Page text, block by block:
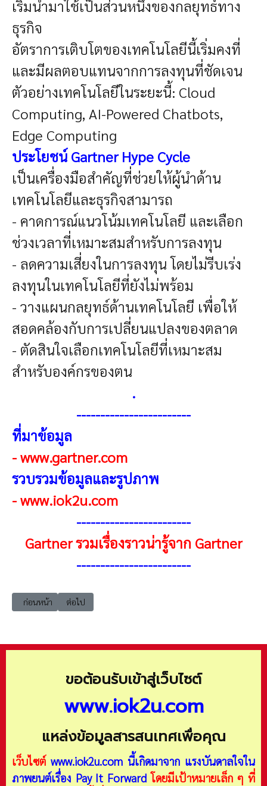
เริ่มนำมาใช้เป็นส่วนหนึ่งของกลยุทธ์ทาง
ธุรกิจ
อัตราการเติบโตของเทคโนโลยีนี้เริ่มคงที่
และมีผลตอบแทนจากการลงทุนที่ชัดเจน
ตัวอย่างเทคโนโลยีในระยะนี้: Cloud
Computing, AI-Powered Chatbots,
Edge Computing
ประโยชน์ Gartner Hype Cycle
เป็นเครื่องมือสำคัญที่ช่วยให้ผู้นำด้าน
เทคโนโลยีและธุรกิจสามารถ
- คาดการณ์แนวโน้มเทคโนโลยี และเลือก
ช่วงเวลาที่เหมาะสมสำหรับการลงทุน
- ลดความเสี่ยงในการลงทุน โดยไม่รีบเร่ง
ลงทุนในเทคโนโลยีที่ยังไม่พร้อม
- วางแผนกลยุทธ์ด้านเทคโนโลยี เพื่อให้
สอดคล้องกับการเปลี่ยนแปลงของตลาด
- ตัดสินใจเลือกเทคโนโลยีที่เหมาะสม
สำหรับองค์กรของตน
.
------------------------
ที่มาข้อมูล
-www.gartner.com
รวบรวมข้อมูลและรูปภาพ
-www.iok2u.com
------------------------
Gartner รวมเรื่องราวน่ารู้จาก Gartner
------------------------
เนื้อหาก่อนหน้า: ex-it โครงการฝึกอบรมเรื่อง "ระบบติดตามการทำงานตามแ
ก่อนหน้า เนื้อหาถัดไป: Gartner Hype Cycle วงจรชีวิตของเทคโนโลยีแ
ต่อไป
ขอต้อนรับเข้าสู่เว็บไซต์
www.iok2u.com
แหล่งข้อมูลสารสนเทศเพื่อคุณ
เว็บไซต์ www.iok2u.com นี้เกิดมาจาก แรงบันดาลใจใน
ภาพยนต์เรื่อง Pay It Forward โดยมีเป้าหมายเล็ก ๆ ที่